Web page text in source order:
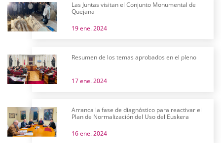
Las Juntas visitan el Conjunto Monumental de
Quejana
19 ene. 2024
Resumen de los temas aprobados en el pleno
17 ene. 2024
Arranca la fase de diagnóstico para reactivar el
Plan de Normalización del Uso del Euskera
16 ene. 2024